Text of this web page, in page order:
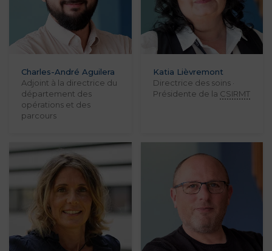
Charles-André Aguilera
Adjoint à la directrice du
département des
opérations et des
parcours
Katia Lièvremont
Directrice des soins ·
Présidente de la CSIRMT